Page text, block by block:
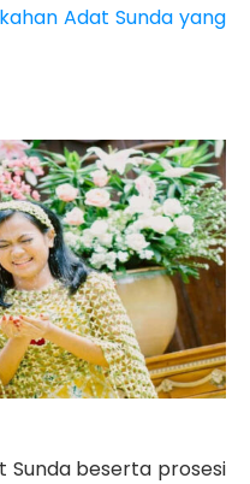
Adat Sunda yang
Sunda beserta prosesi